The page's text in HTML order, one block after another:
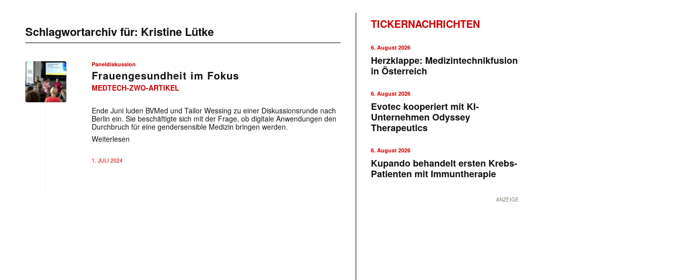
Schlagwortarchiv für: Kristine Lütke
Paneldiskussion
Frauengesundheit im Fokus
MEDTECH-ZWO-ARTIKEL
Ende Juni luden BVMed und Tailor Wessing zu einer Diskussionsrunde nach
Berlin ein. Sie beschäftigte sich mit der Frage, ob digitale Anwendungen den
Durchbruch für eine gendersensible Medizin bringen werden.
Weiterlesen
1. JULI 2024
TICKERNACHRICHTEN
6. August 2026
Herzklappe: Medizintechnikfusion
in Österreich
6. August 2026
Evotec kooperiert mit KI-
Unternehmen Odyssey
Therapeutics
6. August 2026
Kupando behandelt ersten Krebs-
Patienten mit Immuntherapie
ANZEIGE